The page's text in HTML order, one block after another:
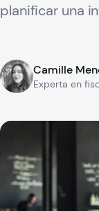
planificar una
Camille
Experta en